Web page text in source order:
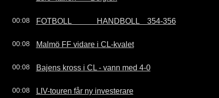
00:08 FOTBOLL             HANDBOLL    354-356
00:08 Malmö FF vidare i CL-kvalet
00:08 Bajens kross i CL - vann med 4-0
00:08 LIV-touren får ny investerare